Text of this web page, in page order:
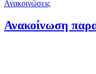
Ανακοινώσεις
Ανακοίνωση